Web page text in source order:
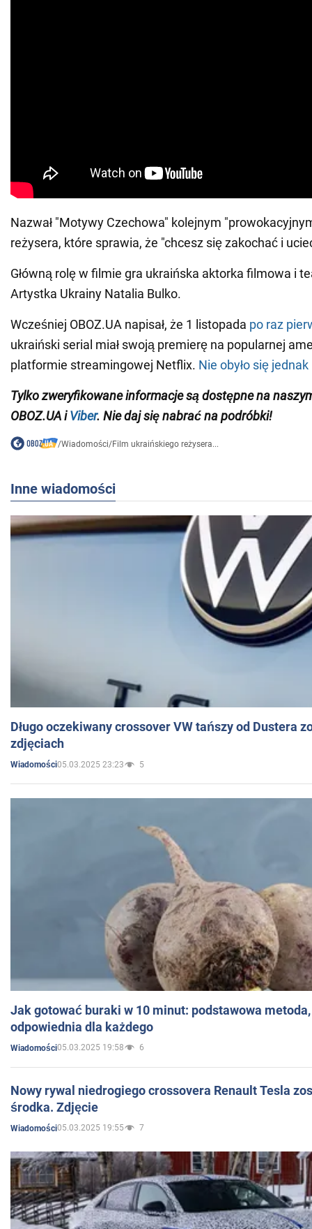
Nazwał "Motywy Czechowa" kolejnym
reżysera, które sprawia, że "chcesz się zakochać i
Główną rolę w filmie gra ukraińska aktorka filmowa i
Artystka Ukrainy Natalia Bulko.
Wcześniej OBOZ.UA napisał, że 1 listopada po raz
ukraiński serial miał swoją premierę na popularnej
platformie streamingowej Netflix. Nie obyło się
Tylko zweryfikowane informacje są dostępne na
OBOZ.UA iViber. Nie daj się nabrać na podróbki!
/Wiadomości/Film ukraińskiego reżysera...
Inne wiadomości
Długo oczekiwany crossover VW tańszy od Dustera
zdjęciach
Wiadomości05.03.2025 23:23 5
Jak gotować buraki w 10 minut: podstawowa
odpowiednia dla każdego
Wiadomości05.03.2025 19:58 6
Nowy rywal niedrogiego crossovera Renault Tesla
środka. Zdjęcie
Wiadomości05.03.2025 19:55 7